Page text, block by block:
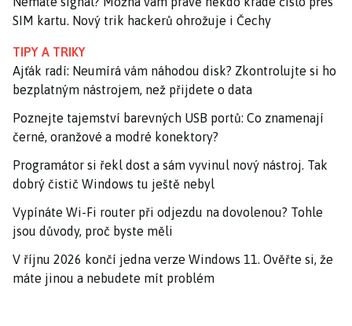
SIM kartu. Nový trik hackerů ohrožuje i Čechy
TIPY A TRIKY
Ajťák radí: Neumírá vám náhodou disk? Zkontrolujte si ho
bezplatným nástrojem, než přijdete o data
Poznejte tajemství barevných USB portů: Co znamenají
černé, oranžové a modré konektory?
Programátor si řekl dost a sám vyvinul nový nástroj. Tak
dobrý čistič Windows tu ještě nebyl
Vypínáte Wi-Fi router při odjezdu na dovolenou? Tohle
jsou důvody, proč byste měli
V říjnu 2026 končí jedna verze Windows 11. Ověřte si, že
máte jinou a nebudete mít problém